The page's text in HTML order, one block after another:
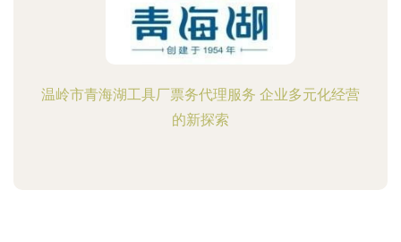
温岭市青海湖工具厂票务代理服务 企业多元化经营
的新探索